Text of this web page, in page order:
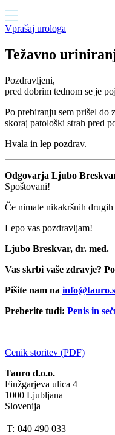
Vprašaj urologa
Težavno
Pozdravljeni,
pred dobrim tednom se je
Po prebiranju sem prišel do
skoraj patološki strah pred
Hvala in lep pozdrav.
Odgovarja Ljubo
Spoštovani!
Če nimate nikakršnih
Lepo vas pozdravljam!
Ljubo Breskvar, dr. med.
Vas skrbi vaše zdravje?
Pišite nam na
Preberite tudi: Penis in
Cenik storitev (PDF)
Tauro d.o.o.
Finžgarjeva ulica 4
1000 Ljubljana
Slovenija
T: 040 490 033